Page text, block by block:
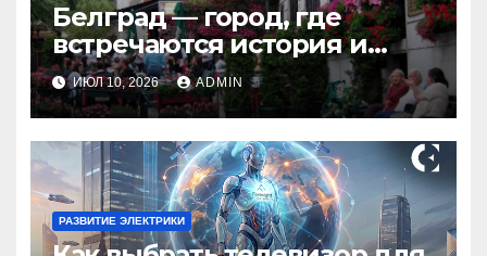
Белград — город, где
встречаются история и
современность
ИЮЛ 10, 2026 ADMIN
РАЗВИТИЕ ЭЛЕКТРИКИ